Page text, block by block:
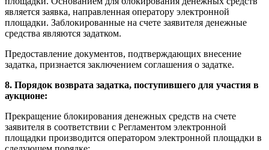
является заявка, направленная оператору электронной
площадки. Заблокированные на счете заявителя денежные
средства являются задатком.
Предоставление документов, подтверждающих внесение
задатка, признается заключением соглашения о задатке.
8. Порядок возврата задатка, поступившего для участия в
аукционе:
Прекращение блокирования денежных средств на счете
заявителя в соответствии с Регламентом электронной
площадки производится оператором электронной площадки в